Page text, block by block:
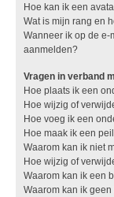
Hoe kan ik een
Wat is mijn rang en
Wanneer ik op de e-
aanmelden?
Vragen in verband
Hoe plaats ik een
Hoe wijzig of
Hoe voeg ik een
Hoe maak ik een
Waarom kan ik niet
Hoe wijzig of
Waarom kan ik een
Waarom kan ik